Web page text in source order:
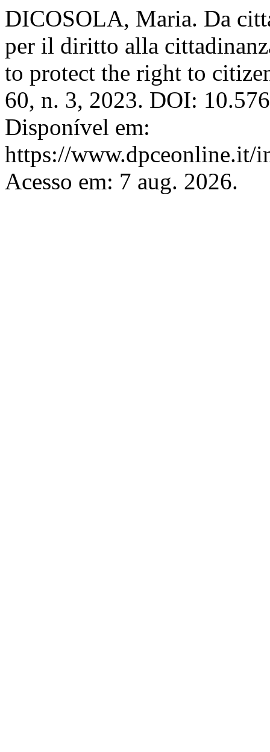
DICOSOLA, Maria. Da
per il diritto alla
to protect the right to
60, n. 3, 2023. DOI:
Disponível em:
https://www.dpceonline.it/
Acesso em: 7 aug. 2026.